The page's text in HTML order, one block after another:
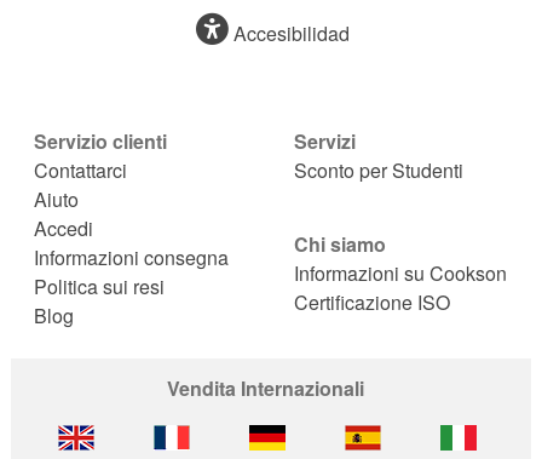
Accesibilidad
Servizio clienti
Contattarci
Aiuto
Accedi
Informazioni consegna
Politica sui resi
Blog
Servizi
Sconto per Studenti
Chi siamo
Informazioni su Cookson
Certificazione ISO
Vendita Internazionali